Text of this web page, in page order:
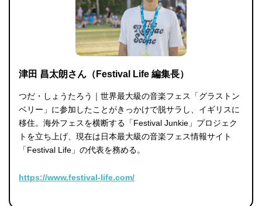
津田 昌太朗さん（Festival Life 編集長）
つだ・しょうたろう｜世界最大級の音楽フェス「グラストン
ベリー」に参加したことがきっかけで脱サラし、イギリスに
移住。海外フェスを横断する「Festival Junkie」プロジェク
トを立ち上げ、現在は日本最大級の音楽フェス情報サイト
「Festival Life」の代表を務める。
https://www.festival-life.com/